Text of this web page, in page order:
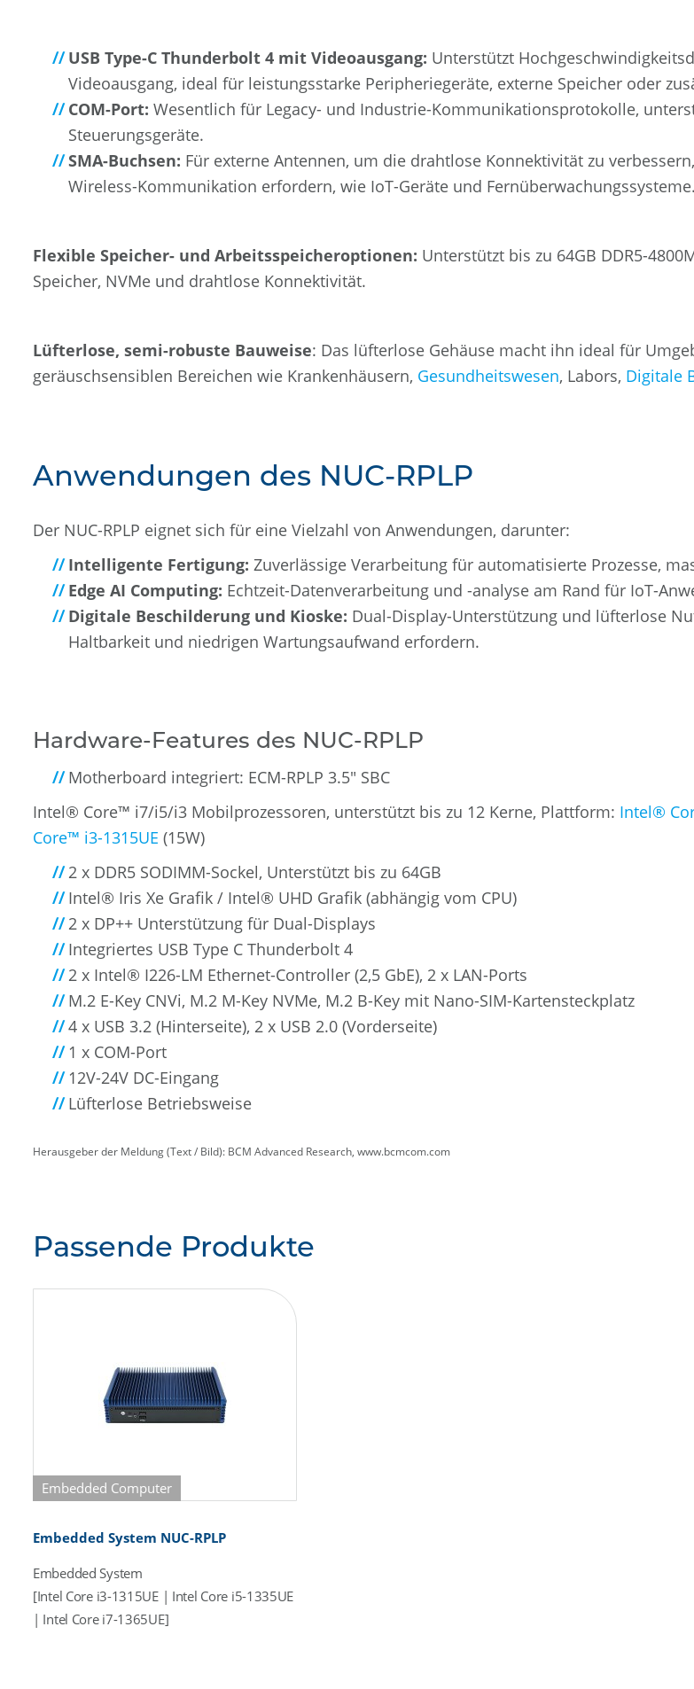
USB Type-C Thunderbolt 4 mit Videoausgang: Unterstützt
Videoausgang, ideal für leistungsstarke Peripheriegeräte, externe Speicher oder
COM-Port: Wesentlich für Legacy- und Industrie-Kommunikationsprotokolle,
Steuerungsgeräte.
SMA-Buchsen: Für externe Antennen, um die drahtlose Konnektivität zu
Wireless-Kommunikation erfordern, wie IoT-Geräte und Fernüberwachungssysteme.
Flexible Speicher- und Arbeitsspeicheroptionen: Unterstützt bis zu 64GB DDR5-
Speicher, NVMe und drahtlose Konnektivität.
Lüfterlose, semi-robuste Bauweise: Das lüfterlose Gehäuse macht ihn ideal für
geräuschsensiblen Bereichen wie Krankenhäusern, Gesundheitswesen, Labors, Digitale
Anwendungen des NUC-RPLP
Der NUC-RPLP eignet sich für eine Vielzahl von Anwendungen, darunter:
Intelligente Fertigung: Zuverlässige Verarbeitung für automatisierte Prozesse,
Edge AI Computing: Echtzeit-Datenverarbeitung und -analyse am Rand für IoT-
Digitale Beschilderung und Kioske: Dual-Display-Unterstützung und lüfterlose
Haltbarkeit und niedrigen Wartungsaufwand erfordern.
Hardware-Features des NUC-RPLP
Motherboard integriert: ECM-RPLP 3.5" SBC
Intel® Core™ i7/i5/i3 Mobilprozessoren, unterstützt bis zu 12 Kerne, Plattform: Intel®
Core™ i3-1315UE (15W)
2 x DDR5 SODIMM-Sockel, Unterstützt bis zu 64GB
Intel® Iris Xe Grafik / Intel® UHD Grafik (abhängig vom CPU)
2 x DP++ Unterstützung für Dual-Displays
Integriertes USB Type C Thunderbolt 4
2 x Intel® I226-LM Ethernet-Controller (2,5 GbE), 2 x LAN-Ports
M.2 E-Key CNVi, M.2 M-Key NVMe, M.2 B-Key mit Nano-SIM-Kartensteckplatz
4 x USB 3.2 (Hinterseite), 2 x USB 2.0 (Vorderseite)
1 x COM-Port
12V-24V DC-Eingang
Lüfterlose Betriebsweise
Herausgeber der Meldung (Text / Bild): BCM Advanced Research, www.bcmcom.com
Passende Produkte
Embedded Computer
Embedded System NUC-RPLP
Embedded System
[Intel Core i3-1315UE | Intel Core i5-1335UE
| Intel Core i7-1365UE]